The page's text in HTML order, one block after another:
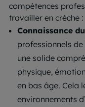
compétences
travailler en crèche :
Connaissance
professionnels
une solide
physique,
en bas âge. Cela
environnements